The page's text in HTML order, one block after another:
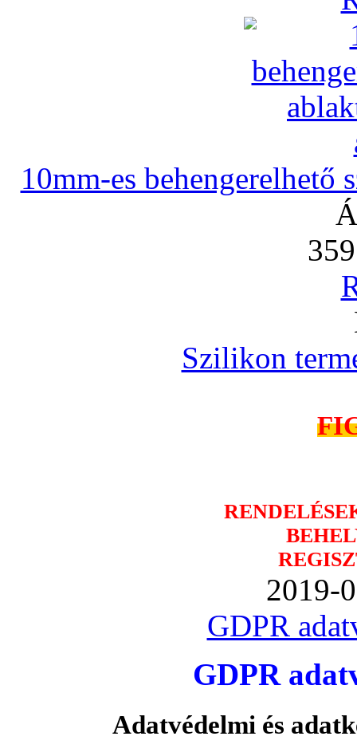
10mm-es
Szilikon
2019-
GDPR
GDPR
Adatvédelmi és